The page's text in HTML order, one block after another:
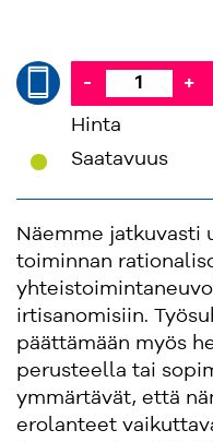
- +
Hinta
Saatavuus
Näemme jatkuvasti
toiminnan
irtisanomisiin.
päättämään myös
perusteella tai
ymmärtävät, että
erolanteet